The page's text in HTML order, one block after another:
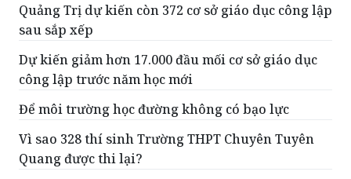
Quảng Trị dự kiến còn 372 cơ sở giáo dục công lập
sau sắp xếp
Dự kiến giảm hơn 17.000 đầu mối cơ sở giáo dục
công lập trước năm học mới
Để môi trường học đường không có bạo lực
Vì sao 328 thí sinh Trường THPT Chuyên Tuyên
Quang được thi lại?